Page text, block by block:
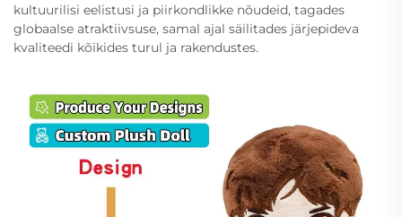
kultuurilisi eelistusi ja piirkondlikke nõudeid, tagades
globaalse atraktiivsuse, samal ajal säilitades järjepideva
kvaliteedi kõikides turul ja rakendustes.